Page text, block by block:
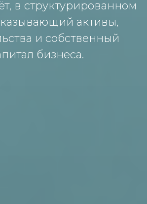
в структурированном
активы,
и собственный
бизнеса.